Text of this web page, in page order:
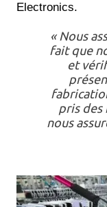
Electronics.
« Nous
fait que
et
pris des
nous